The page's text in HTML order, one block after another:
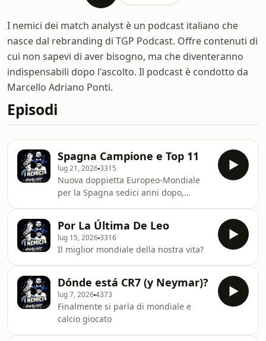
I nemici dei match analyst è un podcast italiano che
nasce dal rebranding di TGP Podcast. Offre contenuti di
cui non sapevi di aver bisogno, ma che diventeranno
indispensabili dopo l'ascolto. Il podcast è condotto da
Marcello Adriano Ponti.
Episodi
Spagna Campione e Top 11
lug 21, 20263315
Nuova doppietta Europeo-Mondiale
per la Spagna sedici anni dopo,
spagnoli in Top 11?
Por La Última De Leo
lug 15, 20263316
Il miglior mondiale della nostra vita?
Dónde está CR7 (y Neymar)?
lug 7, 20264373
Finalmente si parla di mondiale e
calcio giocato